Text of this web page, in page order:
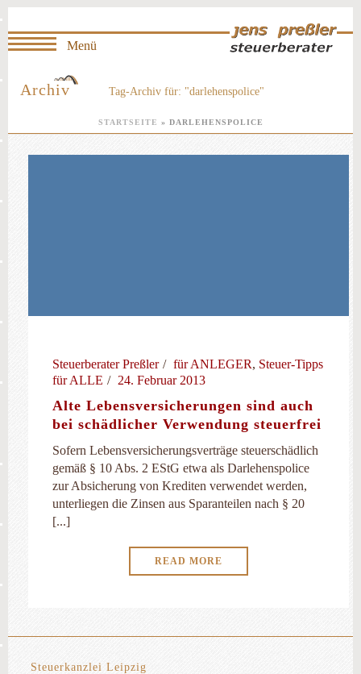
Archiv Tag-Archiv für: "darlehenspolice"
STARTSEITE » DARLEHENSPOLICE
Steuerberater Preßler für ANLEGER, Steuer-Tipps
für ALLE
24. Februar 2013
Alte Lebensversicherungen sind auch
bei schädlicher Verwendung steuerfrei
Sofern Lebensversicherungsverträge steuerschädlich
gemäß § 10 Abs. 2 EStG etwa als Darlehenspolice
zur Absicherung von Krediten verwendet werden,
unterliegen die Zinsen aus Sparanteilen nach § 20
[...]
READ MORE
Steuerkanzlei Leipzig